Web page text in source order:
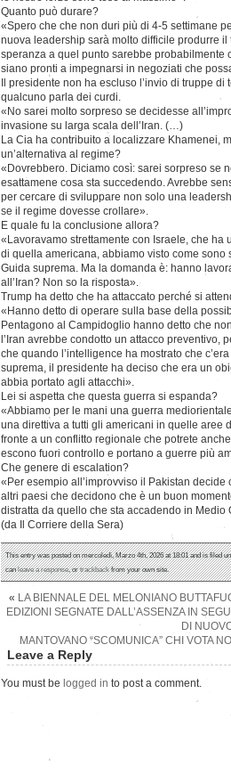
Quanto può durare?
«Spero che che non duri più di 4-5 settimane
nuova leadership sarà molto difficile produrre
speranza a quel punto sarebbe
siano pronti a impegnarsi in negoziati che
Il presidente non ha escluso l’invio di truppe
qualcuno parla dei curdi.
«No sarei molto sorpreso se decidesse
invasione su larga scala dell’Iran. (…)
La Cia ha contribuito a localizzare Khamenei,
un’alternativa al regime?
«Dovrebbero. Diciamo così: sarei sorpreso se
esattamene cosa sta succedendo. Avrebbe
per cercare di sviluppare non solo una
se il regime dovesse crollare».
E quale fu la conclusione allora?
«Lavoravamo strettamente con Israele, che ha
di quella americana, abbiamo visto come
Guida suprema. Ma la domanda è: hanno
all’Iran? Non so la risposta».
Trump ha detto che ha attaccato perché si
«Hanno detto di operare sulla base della
Pentagono al Campidoglio hanno detto che
l’Iran avrebbe condotto un attacco preventivo,
che quando l’intelligence ha mostrato che
suprema, il presidente ha deciso che era un
abbia portato agli attacchi».
Lei si aspetta che questa guerra si espanda?
«Abbiamo per le mani una guerra
una direttiva a tutti gli americani in quelle aree
fronte a un conflitto regionale che potrete
escono fuori controllo e portano a guerre più
Che genere di escalation?
«Per esempio all’improvviso il Pakistan
altri paesi che decidono che è un buon
distratta da quello che sta accadendo in Medio
(da Il Corriere della Sera)
This entry was posted on mercoledì, Marzo 4th, 2026 at 18:01 and is filed
canleave a response, ortrackbackfrom your own site.
« LA BIENNALE DEL MELONIANO
EDIZIONI SEGNATE DALL’ASSENZA IN
DI
MANTOVANO “SCOMUNICA” CHI VOTA
Leave a Reply
You must be logged in to post a comment.